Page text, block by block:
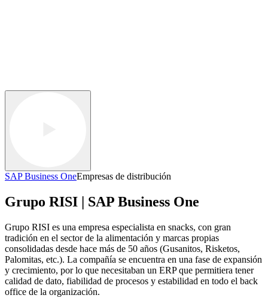
SAP Business OneEmpresas de distribución
Grupo RISI | SAP Business One
Grupo RISI es una empresa especialista en snacks, con gran
tradición en el sector de la alimentación y marcas propias
consolidadas desde hace más de 50 años (Gusanitos, Risketos,
Palomitas, etc.). La compañía se encuentra en una fase de expansión
y crecimiento, por lo que necesitaban un ERP que permitiera tener
calidad de dato, fiabilidad de procesos y estabilidad en todo el back
office de la organización.